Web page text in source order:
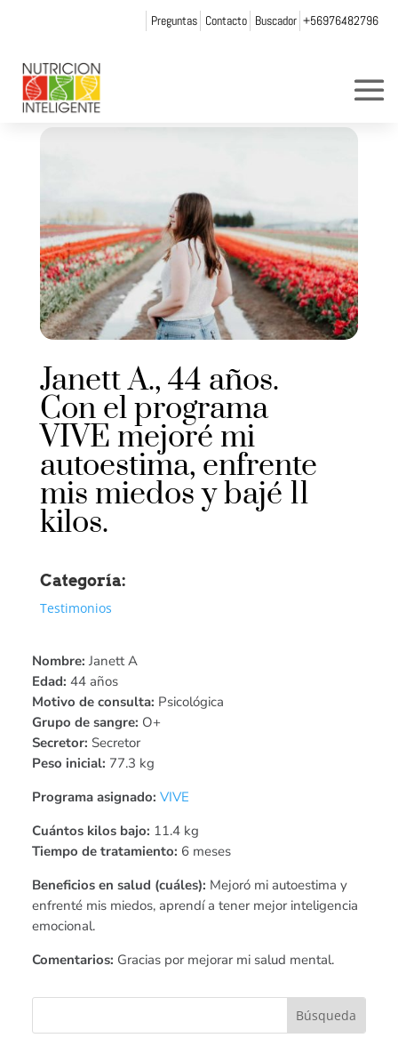
Preguntas Contacto Buscador +56976482796
Janett A., 44 años.
Con el programa
VIVE mejoré mi
autoestima, enfrente
mis miedos y bajé 11
kilos.
Categoría:
Testimonios
Nombre: Janett A
Edad: 44 años
Motivo de consulta: Psicológica
Grupo de sangre: O+
Secretor: Secretor
Peso inicial: 77.3 kg
Programa asignado: VIVE
Cuántos kilos bajo: 11.4 kg
Tiempo de tratamiento: 6 meses
Beneficios en salud (cuáles): Mejoró mi autoestima y
enfrenté mis miedos, aprendí a tener mejor inteligencia
emocional.
Comentarios: Gracias por mejorar mi salud mental.